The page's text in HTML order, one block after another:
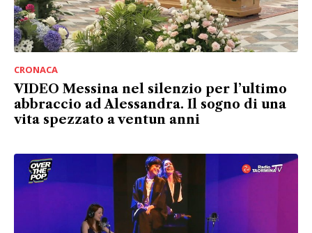
CRONACA
VIDEO Messina nel silenzio per l’ultimo
abbraccio ad Alessandra. Il sogno di una
vita spezzato a ventun anni